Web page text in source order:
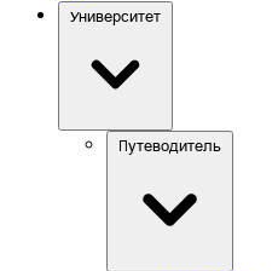
Университет
Путеводитель